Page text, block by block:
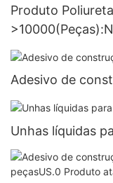
Produto
PeçasEUA.7
Adesivo de
Unhas líquidas